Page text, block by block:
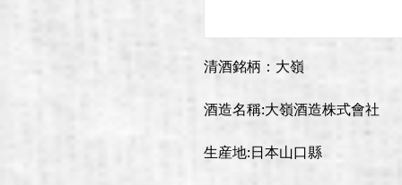
清酒銘柄：大嶺
酒造名稱:大嶺酒造株式會社
生産地:日本山口縣